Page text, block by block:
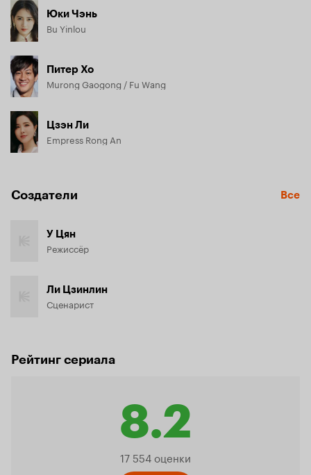
Юки Чэнь
Bu Yinlou
Питер Хо
Murong Gaogong / Fu Wang
Цзэн Ли
Empress Rong An
Создатели Все
У Цян
Режиссёр
Ли Цзинлин
Сценарист
Рейтинг сериала
8.2
Рейтинг
17 554 оценки